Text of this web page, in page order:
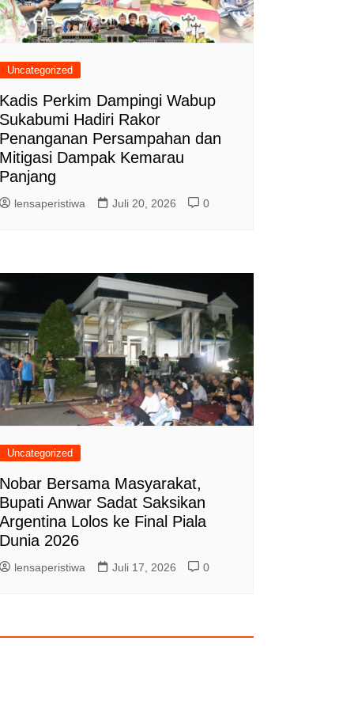
Uncategorized
Perkim Dampingi Wabup
Hadiri Rakor
Persampahan dan
Dampak Kemarau
lensaperistiwa Juli 20, 2026 0
Uncategorized
Bersama Masyarakat,
Anwar Sadat Saksikan
Lolos ke Final Piala
2026
lensaperistiwa Juli 17, 2026 0